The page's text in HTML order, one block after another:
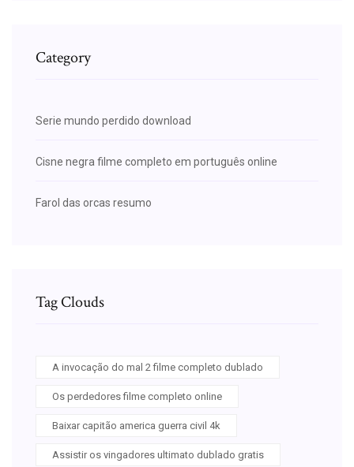
Category
Serie mundo perdido download
Cisne negra filme completo em português online
Farol das orcas resumo
Tag Clouds
A invocação do mal 2 filme completo dublado
Os perdedores filme completo online
Baixar capitão america guerra civil 4k
Assistir os vingadores ultimato dublado gratis